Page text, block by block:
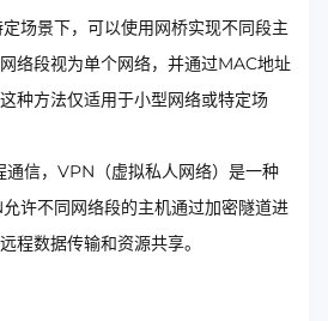
场景下，可以使用网桥实现不同段主
络段视为单个网络，并通过MAC地址
种方法仅适用于小型网络或特定场
信，VPN（虚拟私人网络）是一种
许不同网络段的主机通过加密隧道进
程数据传输和资源共享。